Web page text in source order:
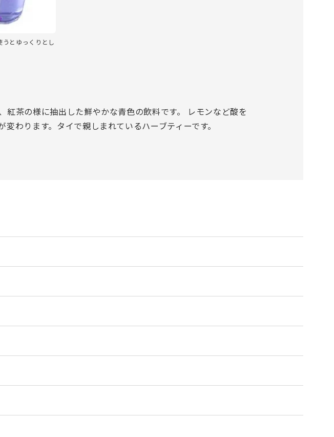
とゆっくりとし
茶の様に抽出した鮮やかな青色の飲料です。 レモンなど酸を
わります。タイで親しまれているハーブティーです。